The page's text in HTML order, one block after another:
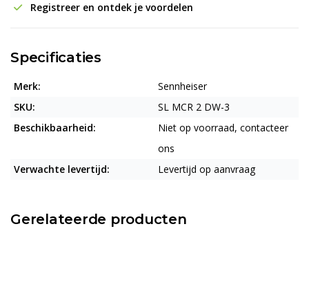
Registreer en ontdek je voordelen
Specificaties
Merk:
Sennheiser
SKU:
SL MCR 2 DW-3
Beschikbaarheid:
Niet op voorraad, contacteer
ons
Verwachte levertijd:
Levertijd op aanvraag
Gerelateerde producten